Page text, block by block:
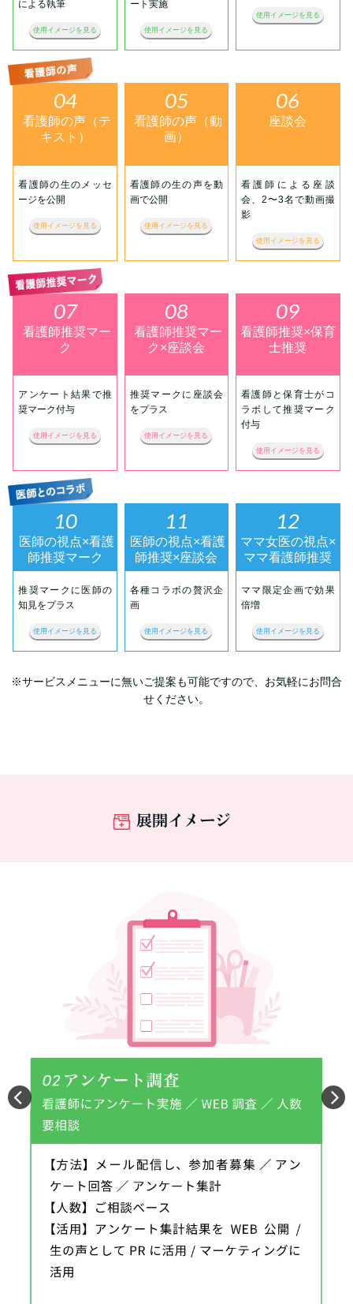
による執筆
使用イメージを見る
ート実施
使用イメージを見る
使用イメージを見る
04
看護師の声（テ
キスト）
看護師の生のメッセ
ージを公開
使用イメージを見る
05
看護師の声（動
画）
看護師の生の声を動
画で公開
使用イメージを見る
06
座談会
看護師による座談
会、2〜3名で動画撮
影
使用イメージを見る
07
看護師推奨マー
ク
アンケート結果で推
奨マーク付与
使用イメージを見る
08
看護師推奨マー
ク×座談会
推奨マークに座談会
をプラス
使用イメージを見る
09
看護師推奨×保育
士推奨
看護師と保育士がコ
ラボして推奨マーク
付与
使用イメージを見る
10
医師の視点×看護
師推奨マーク
推奨マークに医師の
知見をプラス
使用イメージを見る
11
医師の視点×看護
師推奨×座談会
各種コラボの贅沢企
画
使用イメージを見る
12
ママ女医の視点×
ママ看護師推奨
ママ限定企画で効果
倍増
使用イメージを見る
※サービスメニューに無いご提案も可能ですので、お気軽にお問合
せください。
展開イメージ